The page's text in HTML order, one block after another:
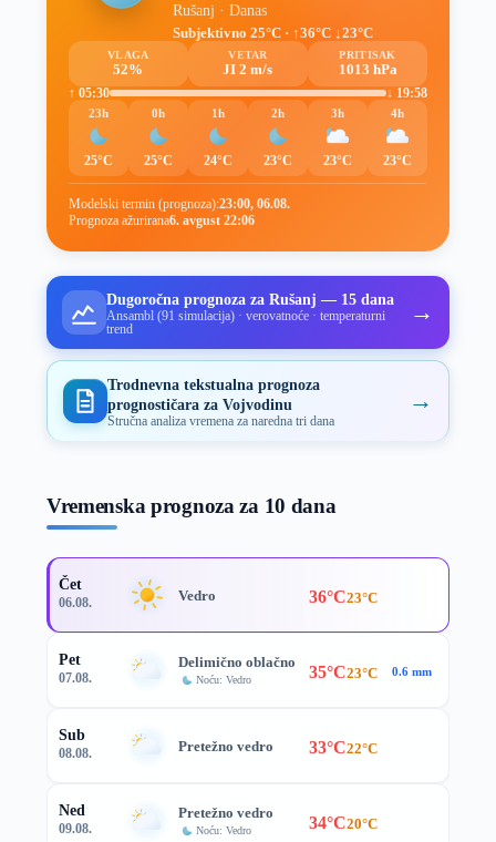
Rušanj · Danas
Subjektivno 25°C · ↑36°C ↓23°C
VLAGA
52%
VETAR
JI 2 m/s
PRITISAK
1013 hPa
↑ 05:30
↓ 19:58
23h
25°C
0h
25°C
1h
24°C
2h
23°C
3h
23°C
4h
23°C
Modelski termin (prognoza):23:00, 06.08.
Prognoza ažurirana6. avgust 22:06
Dugoročna prognoza za Rušanj — 15 dana
Ansambl (91 simulacija) · verovatnoće · temperaturni
trend
→
Trodnevna tekstualna prognoza
prognostičara za Vojvodinu
Stručna analiza vremena za naredna tri dana
→
Vremenska prognoza za 10 dana
Čet
06.08. Vedro 36°C23°C
Pet
07.08.
Delimično oblačno
Noću: Vedro 35°C23°C 0.6 mm
Sub
08.08. Pretežno vedro 33°C22°C
Ned
09.08.
Pretežno vedro
Noću: Vedro 34°C20°C